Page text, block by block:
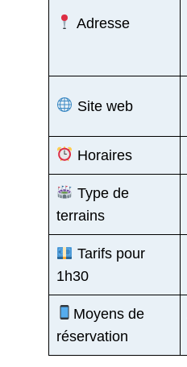
Adresse
Site web
Horaires
Type de
terrains
Tarifs pour
1h30
Moyens de
réservation